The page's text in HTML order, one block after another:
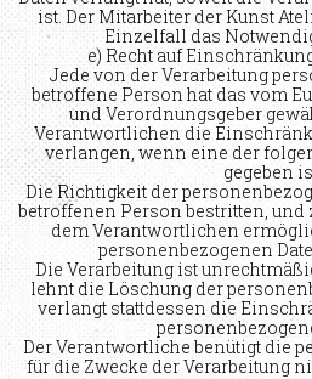
ist. Der Mitarbeiter der Kunst
Einzelfall das
e) Recht auf
Jede von der Verarbeitung
betroffene Person hat das vom
und Verordnungsgeber
Verantwortlichen die
verlangen, wenn eine der
gegeben
Die Richtigkeit der
betroffenen Person bestritten, und
dem Verantwortlichen
personenbezogenen
Die Verarbeitung ist
lehnt die Löschung der
verlangt stattdessen die
Der Verantwortliche benütigt die
für die Zwecke der Verarbeitung